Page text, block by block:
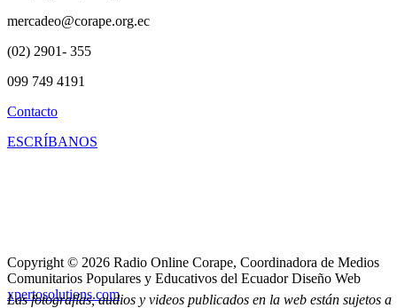
Las fotografías, audios y videos publicados en la web están sujetos a
mercadeo@corape.org.ec
(02) 2901- 355
099 749 4191
Contacto
ESCRÍBANOS
Copyright © 2026 Radio Online Corape, Coordinadora de Medios
Comunitarios Populares y Educativos del Ecuador Diseño Web
xpertosolutions.com